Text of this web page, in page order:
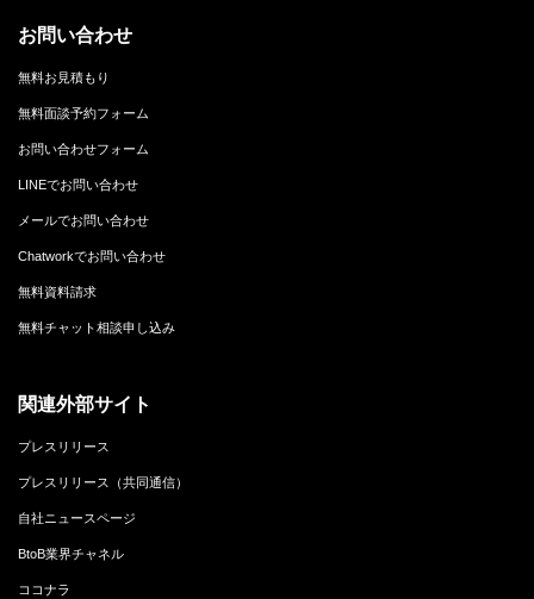
お問い合わせ
無料お見積もり
無料面談予約フォーム
お問い合わせフォーム
LINEでお問い合わせ
メールでお問い合わせ
Chatworkでお問い合わせ
無料資料請求
無料チャット相談申し込み
関連外部サイト
プレスリリース
プレスリリース（共同通信）
自社ニュースページ
BtoB業界チャネル
ココナラ